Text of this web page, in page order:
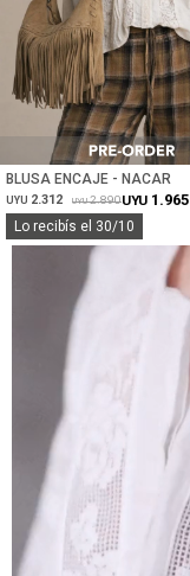
Talle
BLUSA ENCAJE - NACAR
UYU 2.312 UYU 2.890UYU 1.965
Lo recibís el 30/10